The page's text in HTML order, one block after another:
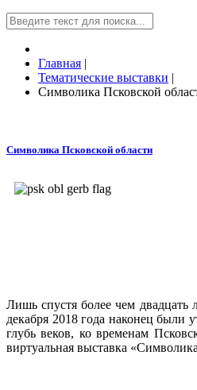
Главная |
Тематические выставки |
Символика Псковской
Символика Псковской области
Лишь спустя более чем двадцать
декабря 2018 года наконец были
глубь веков, ко временам
виртуальная выставка